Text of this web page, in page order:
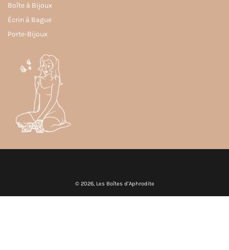
Boîte à Bijoux
Écrin à Bague
Porte-Bijoux
© 2026, Les Boîtes d'Aphrodite